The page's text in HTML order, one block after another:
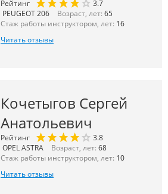
Рейтинг
3.7
PEUGEOT 206
Возраст, лет: 65
Стаж работы инструктором, лет: 16
Читать отзывы
Кочетыгов Сергей
Анатольевич
Рейтинг
3.8
OPEL ASTRA
Возраст, лет: 68
Стаж работы инструктором, лет: 10
Читать отзывы